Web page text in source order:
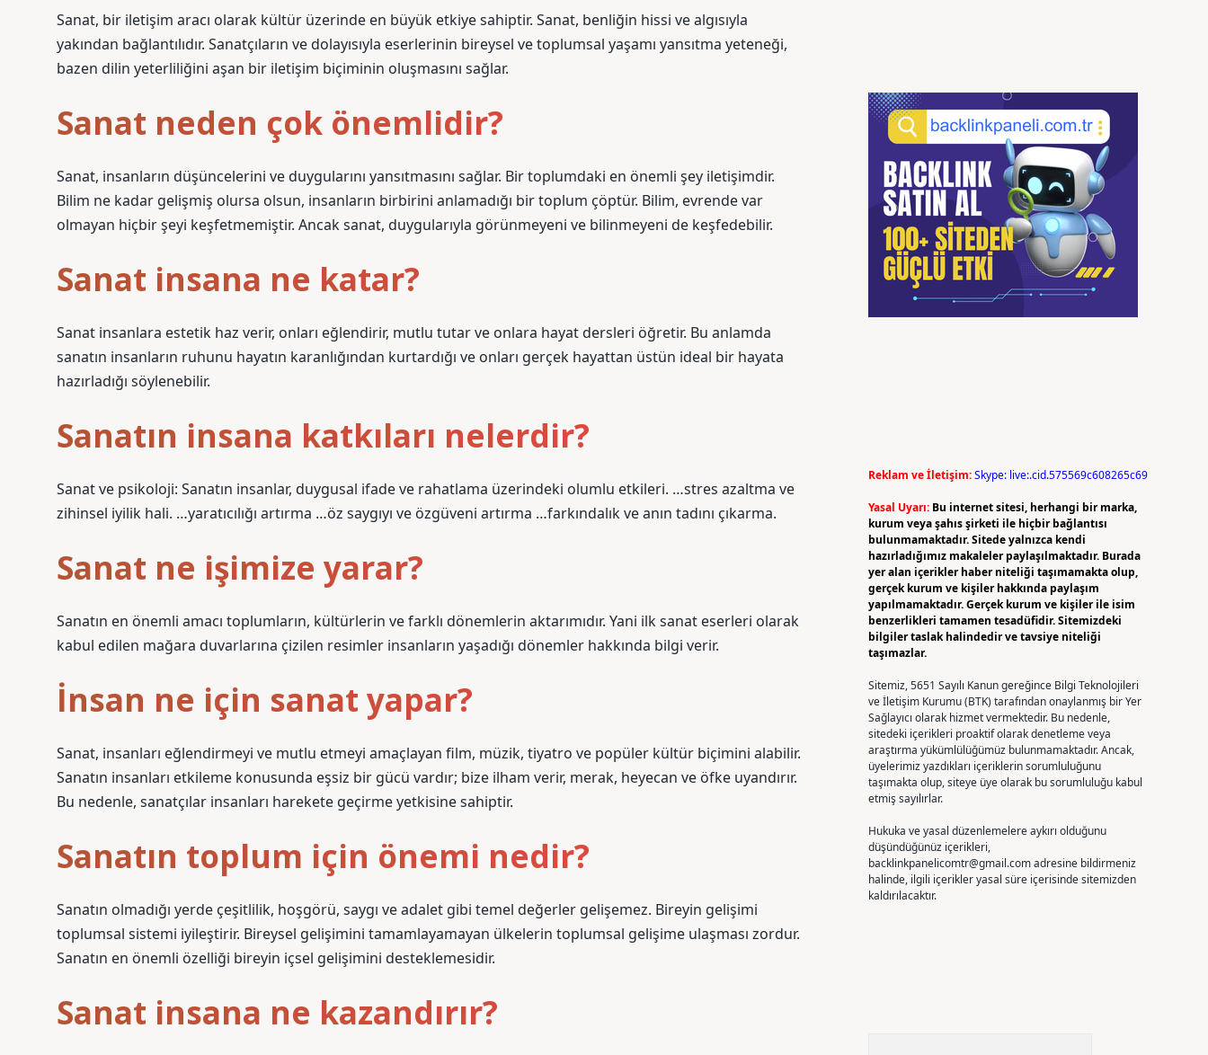
Sanat, bir iletişim aracı olarak kültür üzerinde en büyük etkiye sahiptir. Sanat, benliğin hissi ve algısıyla
yakından bağlantılıdır. Sanatçıların ve dolayısıyla eserlerinin bireysel ve toplumsal yaşamı yansıtma yeteneği,
bazen dilin yeterliliğini aşan bir iletişim biçiminin oluşmasını sağlar.
Sanat neden çok önemlidir?
Sanat, insanların düşüncelerini ve duygularını yansıtmasını sağlar. Bir toplumdaki en önemli şey iletişimdir.
Bilim ne kadar gelişmiş olursa olsun, insanların birbirini anlamadığı bir toplum çöptür. Bilim, evrende var
olmayan hiçbir şeyi keşfetmemiştir. Ancak sanat, duygularıyla görünmeyeni ve bilinmeyeni de keşfedebilir.
Sanat insana ne katar?
Sanat insanlara estetik haz verir, onları eğlendirir, mutlu tutar ve onlara hayat dersleri öğretir. Bu anlamda
sanatın insanların ruhunu hayatın karanlığından kurtardığı ve onları gerçek hayattan üstün ideal bir hayata
hazırladığı söylenebilir.
Sanatın insana katkıları nelerdir?
Sanat ve psikoloji: Sanatın insanlar, duygusal ifade ve rahatlama üzerindeki olumlu etkileri. …stres azaltma ve
zihinsel iyilik hali. …yaratıcılığı artırma …öz saygıyı ve özgüveni artırma …farkındalık ve anın tadını çıkarma.
Sanat ne işimize yarar?
Sanatın en önemli amacı toplumların, kültürlerin ve farklı dönemlerin aktarımıdır. Yani ilk sanat eserleri olarak
kabul edilen mağara duvarlarına çizilen resimler insanların yaşadığı dönemler hakkında bilgi verir.
İnsan ne için sanat yapar?
Sanat, insanları eğlendirmeyi ve mutlu etmeyi amaçlayan film, müzik, tiyatro ve popüler kültür biçimini alabilir.
Sanatın insanları etkileme konusunda eşsiz bir gücü vardır; bize ilham verir, merak, heyecan ve öfke uyandırır.
Bu nedenle, sanatçılar insanları harekete geçirme yetkisine sahiptir.
Sanatın toplum için önemi nedir?
Sanatın olmadığı yerde çeşitlilik, hoşgörü, saygı ve adalet gibi temel değerler gelişemez. Bireyin gelişimi
toplumsal sistemi iyileştirir. Bireysel gelişimini tamamlayamayan ülkelerin toplumsal gelişime ulaşması zordur.
Sanatın en önemli özelliği bireyin içsel gelişimini desteklemesidir.
Sanat insana ne kazandırır?
Reklam ve İletişim:Skype: live:.cid.575569c608265c69
Yasal Uyarı: Bu internet sitesi, herhangi bir marka,
kurum veya şahıs şirketi ile hiçbir bağlantısı
bulunmamaktadır. Sitede yalnızca kendi
hazırladığımız makaleler paylaşılmaktadır. Burada
yer alan içerikler haber niteliği taşımamakta olup,
gerçek kurum ve kişiler hakkında paylaşım
yapılmamaktadır. Gerçek kurum ve kişiler ile isim
benzerlikleri tamamen tesadüfidir. Sitemizdeki
bilgiler taslak halindedir ve tavsiye niteliği
taşımazlar.
Sitemiz, 5651 Sayılı Kanun gereğince Bilgi Teknolojileri
ve İletişim Kurumu (BTK) tarafından onaylanmış bir Yer
Sağlayıcı olarak hizmet vermektedir. Bu nedenle,
sitedeki içerikleri proaktif olarak denetleme veya
araştırma yükümlülüğümüz bulunmamaktadır. Ancak,
üyelerimiz yazdıkları içeriklerin sorumluluğunu
taşımakta olup, siteye üye olarak bu sorumluluğu kabul
etmiş sayılırlar.
Hukuka ve yasal düzenlemelere aykırı olduğunu
düşündüğünüz içerikleri,
backlinkpanelicomtr@gmail.comadresine bildirmeniz
halinde, ilgili içerikler yasal süre içerisinde sitemizden
kaldırılacaktır.